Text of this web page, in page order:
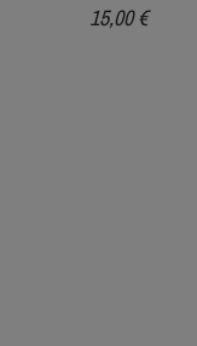
15,00 €